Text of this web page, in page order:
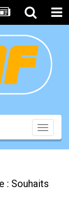
Toggle
: Souhaits